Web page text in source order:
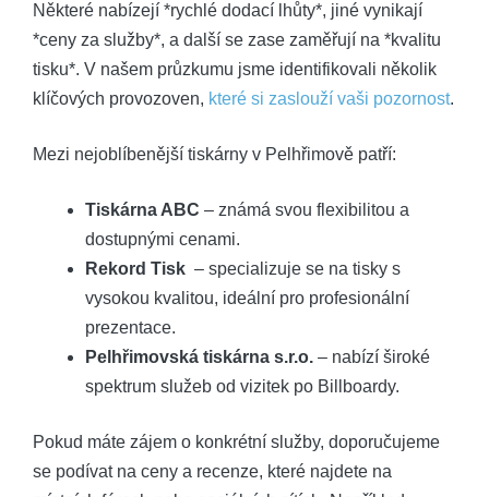
Některé nabízejí *rychlé dodací lhůty*, ‍jiné vynikají​
*ceny za ⁤služby*, ​a další‍ se⁤ zase zaměřují na *kvalitu
⁢tisku*.​ V našem průzkumu ‌jsme‌ identifikovali několik ​
klíčových provozoven,⁣ které si zaslouží vaši pozornost.
Mezi‌ nejoblíbenější tiskárny v Pelhřimově patří:
Tiskárna ⁣ABC –‍ známá svou ‌flexibilitou ⁤a
‍dostupnými cenami.
Rekord Tisk ‍ –​ specializuje se na tisky s
vysokou kvalitou, ideální pro profesionální
prezentace.
Pelhřimovská tiskárna​ s.r.o. – nabízí široké
spektrum služeb od‍ vizitek po ‍Billboardy.
Pokud máte zájem o konkrétní služby, doporučujeme
se podívat na⁣ ceny a recenze,⁤ které najdete na